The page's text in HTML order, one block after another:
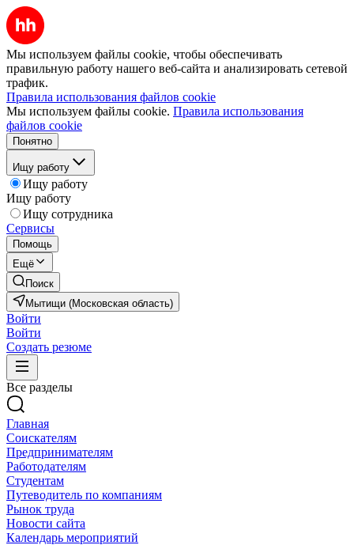
Мы используем файлы cookie, чтобы обеспечивать
правильную работу нашего веб-сайта и анализировать сетевой
трафик.
Правила использования файлов cookie
Мы используем файлы cookie. Правила использования
файлов cookie
Понятно
Ищу работу
Ищу работу
Ищу работу
Ищу сотрудника
Сервисы
Помощь
Ещё
Поиск
Мытищи (Московская область)
Войти
Войти
Создать резюме
Все разделы
Главная
Соискателям
Предпринимателям
Работодателям
Студентам
Путеводитель по компаниям
Рынок труда
Новости сайта
Календарь мероприятий